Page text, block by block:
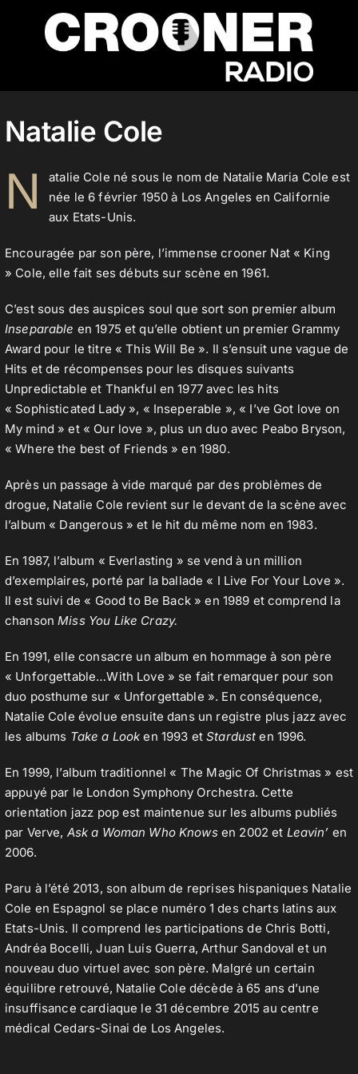
contenu
Accueil
Actualités
Télécharger notre application
Contact
Natalie Cole
N
atalie Cole né sous le nom de Natalie Maria Cole est
née le 6 février 1950 à Los Angeles en Californie
aux Etats-Unis.
Encouragée par son père, l’immense crooner Nat « King
» Cole, elle fait ses débuts sur scène en 1961.
C’est sous des auspices soul que sort son premier album
Inseparable en 1975 et qu’elle obtient un premier Grammy
Award pour le titre « This Will Be ». Il s’ensuit une vague de
Hits et de récompenses pour les disques suivants
Unpredictable et Thankful en 1977 avec les hits
« Sophisticated Lady », « Inseperable », « I’ve Got love on
My mind » et « Our love », plus un duo avec Peabo Bryson,
« Where the best of Friends » en 1980.
Après un passage à vide marqué par des problèmes de
drogue, Natalie Cole revient sur le devant de la scène avec
l’album « Dangerous » et le hit du même nom en 1983.
En 1987, l’album « Everlasting » se vend à un million
d’exemplaires, porté par la ballade « I Live For Your Love ».
Il est suivi de « Good to Be Back » en 1989 et comprend la
chansonMiss You Like Crazy.
En 1991, elle consacre un album en hommage à son père
« Unforgettable…With Love » se fait remarquer pour son
duo posthume sur « Unforgettable ». En conséquence,
Natalie Cole évolue ensuite dans un registre plus jazz avec
les albums Take a Look en 1993 etStardust en 1996.
En 1999, l’album traditionnel « The Magic Of Christmas » est
appuyé par le London Symphony Orchestra. Cette
orientation jazz pop est maintenue sur les albums publiés
par Verve, Ask a Woman Who Knowsen 2002 et Leavin’ en
2006.
Paru à l’été 2013, son album de reprises hispaniques Natalie
Cole en Espagnol se place numéro 1 des charts latins aux
Etats-Unis. Il comprend les participations de Chris Botti,
Andréa Bocelli, Juan Luis Guerra, Arthur Sandoval et un
nouveau duo virtuel avec son père. Malgré un certain
équilibre retrouvé, Natalie Cole décède à 65 ans d’une
insuffisance cardiaque le 31 décembre 2015 au centre
médical Cedars-Sinai de Los Angeles.